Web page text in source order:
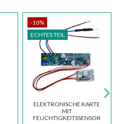
-10%
ECHTES TEIL
ELEKTRONISCHE KARTE
MIT
FEUCHTIGKEITSSENSOR